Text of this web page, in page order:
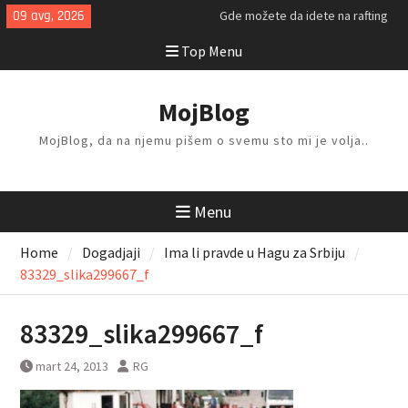
Skip
to
09 avg, 2026
Gde možete da idete na rafting
Kako da isplanirate savršen letnji
odmor?
stvari kod kuće?
Top Menu
MojBlog
MojBlog, da na njemu pišem o svemu sto mi je volja..
Menu
Home Dogadjaji
Ima li pravde u Hagu za Srbiju
83329_slika299667_f
83329_slika299667_f
mart 24, 2013 RG